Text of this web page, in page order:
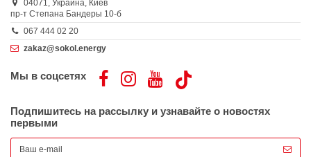
04071, Украина, Киев
пр-т Степана Бандеры 10-б
067 444 02 20
zakaz@sokol.energy
Мы в соцсетях
Подпишитесь на рассылку и узнавайте о новостях
первыми